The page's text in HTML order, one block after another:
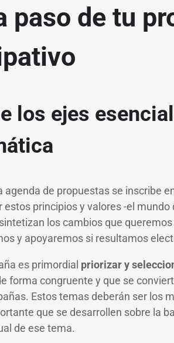
paso de tu
los ejes
agenda de propuestas se inscribe
estos principios y valores -el
los cambios que
y apoyaremos si resultamos
es primordial priorizar y
forma congruente y que se
Estos temas deberán ser los
que se desarrollen sobre la
de ese tema.